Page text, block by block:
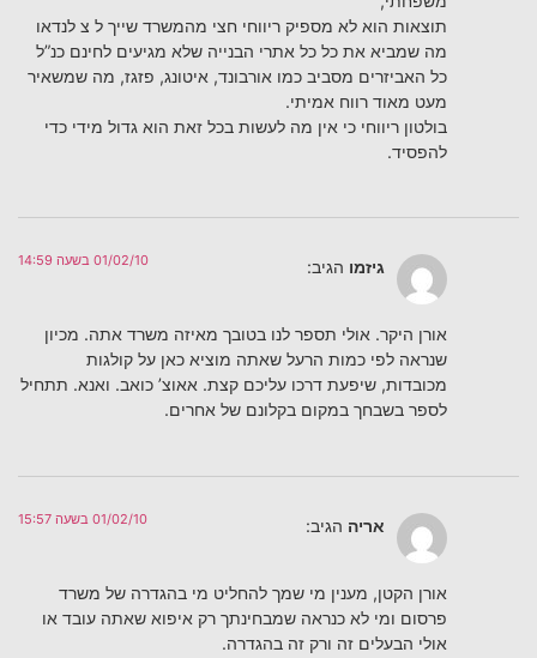
תוצאות הוא לא מספיק ריווחי חצי מהמשרד שייך ל צ לנדאו
מה שמביא את כל כל אתרי הבנייה שלא מגיעים לחינם כנ”ל
כל האביזרים מסביב כמו אורבונד, איטונג, פזגז, מה שמשאיר
מעט מאוד רווח אמיתי.
בולטון ריווחי כי אין מה לעשות בכל זאת הוא גדול מידי כדי
להפסיד.
גיזמו הגיב: 01/02/10 בשעה 14:59
אורן היקר. אולי תספר לנו בטובך מאיזה משרד אתה. מכיון
שנראה לפי כמות הרעל שאתה מוציא כאן על קולגות
מכובדות, שיפעת דרכו עליכם קצת. אאוצ‏’ כואב. ואנא. תתחיל
לספר בשבחך במקום בקלונם של אחרים.
אריה הגיב: 01/02/10 בשעה 15:57
אורן הקטן, מענין מי שמך להחליט מי בהגדרה של משרד
פרסום ומי לא כנראה שמבחינתך רק איפוא שאתה עובד או
אולי הבעלים זה ורק זה בהגדרה.